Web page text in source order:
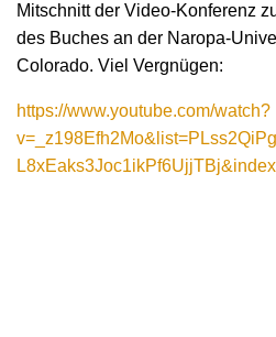
Mitschnitt der Video-Konferenz
des Buches an der Naropa-
Colorado. Viel Vergnügen:
https://www.youtube.com/watch?